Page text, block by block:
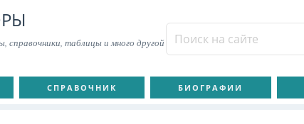
справочники, таблицы и много другой
СПРАВОЧНИК БИОГРАФИИ